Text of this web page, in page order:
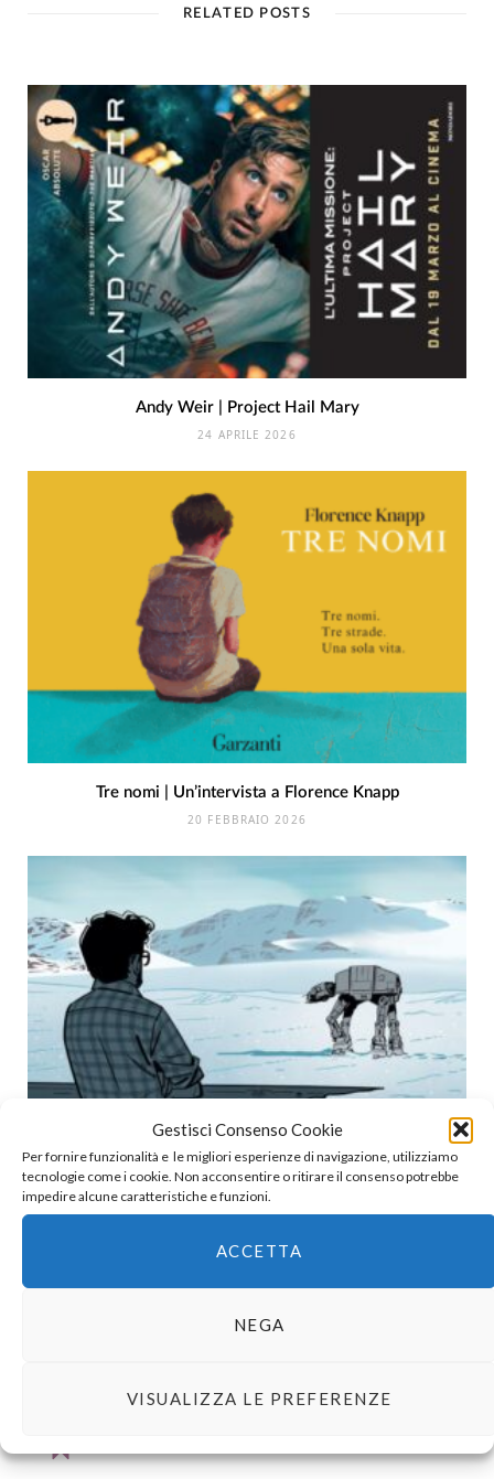
Gestisci Consenso Cookie
Per fornire funzionalità e le migliori esperienze di navigazione, utilizziamo
tecnologie come i cookie. Non acconsentire o ritirare il consenso potrebbe
impedire alcune caratteristiche e funzioni.
ACCETTA
NEGA
VISUALIZZA LE PREFERENZE
RELATED POSTS
Andy Weir | Project Hail Mary
24 APRILE 2026
Tre nomi | Un’intervista a Florence Knapp
20 FEBBRAIO 2026
Renaud Roche – Laurent Hopman | Le guerre di Lucas,
Episodio II (ma pure I)
COMMENT
Paola Ghetti